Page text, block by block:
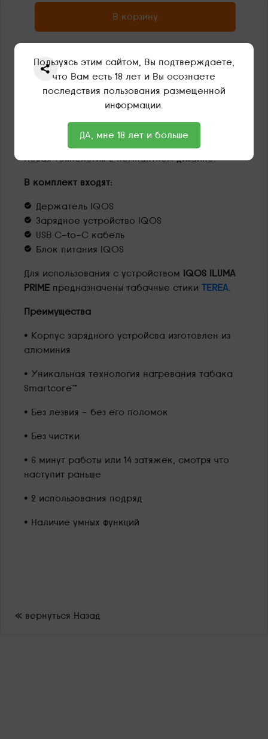
В корзину
IQOS ILUMA PRIME
Новая технология в компактном дизайне.
В комплект входят:
Держатель IQOS
Зарядное устройство IQOS
USB C-to-C кабель
Блок питания IQOS
Для использования с устройством IQOS ILUMA
PRIME предназначены табачные стики TEREA.
Преимущества
• Корпус зарядного устройсва изготовлен из
алюминия
• Уникальная технология нагревания табака
Smartcore™
• Без лезвия - без его поломок
• Без чистки
• 6 минут работы или 14 затяжек, смотря что
наступит раньше
• 2 использования подряд
• Наличие умных функций
« вернуться Назад
Пользуясь этим сайтом, Вы подтверждаете,
что Вам есть 18 лет и Вы осознаете
последствия пользования размещенной
информации.
ДА, мне 18 лет и больше